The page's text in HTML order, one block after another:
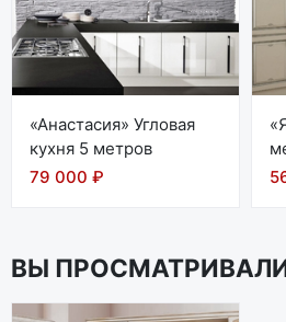
«Анастасия» Угловая
кухня 5 метров
79 000 ₽
ВЫ